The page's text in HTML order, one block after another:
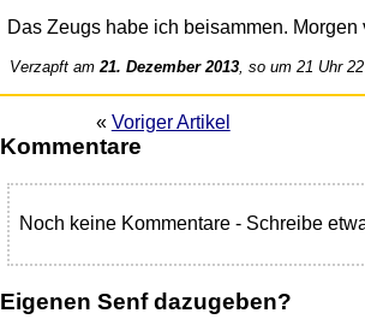
Das Zeugs habe ich beisammen.
Verzapft am21. Dezember 2013, so um 21 Uhr 22
« Voriger Artikel
Kommentare
Noch keine Kommentare - Schreibe
Eigenen Senf dazugeben?